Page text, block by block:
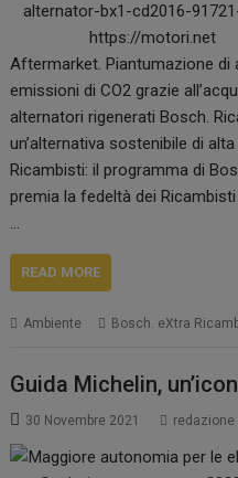
Aftermarket. Piantumazione di
emissioni di CO2 grazie
alternatori rigenerati Bosch.
un’alternativa sostenibile di
Ricambisti: il programma di
premia la fedeltà dei
…
READ MORE
Ambiente Bosch. eXtra
Guida Michelin,
30 Novembre 2021 redazione